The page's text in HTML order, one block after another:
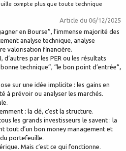
compte plus que toute technique
Article du 06/12/2025
en Bourse”, l’immense majorité des
analyse technique, analyse
valorisation financière.
d’autres par les PER ou les résultats
technique”, “le bon point d’entrée”,
sur une idée implicite : les gains en
à prévoir ou analyser les marchés.
: la clé, c’est la structure.
les grands investisseurs le savent : la
tout d’un bon money management et
portefeuille.
Mais c’est ce qui fonctionne.